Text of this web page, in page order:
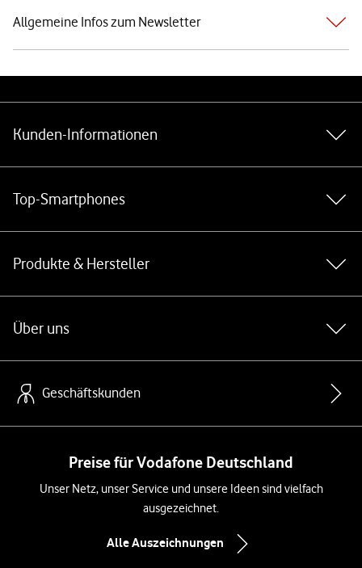
Allgemeine Infos zum Newsletter
Kunden-Informationen
Top-Smartphones
Produkte & Hersteller
Über uns
Geschäftskunden
Preise für Vodafone Deutschland
Unser Netz, unser Service und unsere Ideen sind vielfach
ausgezeichnet.
Alle Auszeichnungen